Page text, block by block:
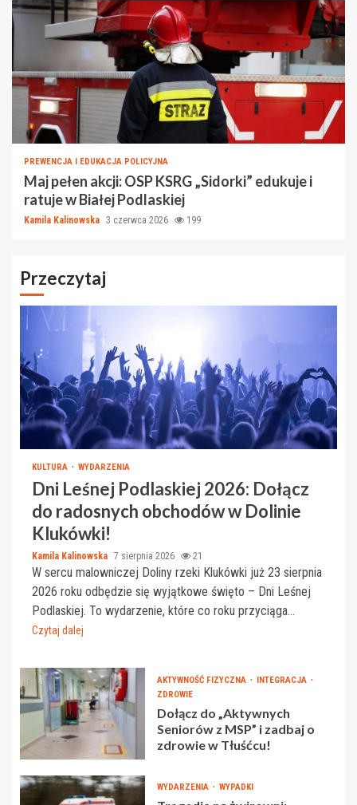
PREWENCJA I EDUKACJA POLICYJNA
Maj pełen akcji: OSP KSRG „Sidorki” edukuje i
ratuje w Białej Podlaskiej
Kamila Kalinowska 3 czerwca 2026 199
Przeczytaj
KULTURA WYDARZENIA
Dni Leśnej Podlaskiej 2026: Dołącz
do radosnych obchodów w Dolinie
Klukówki!
Kamila Kalinowska 7 sierpnia 2026 21
W sercu malowniczej Doliny rzeki Klukówki już 23 sierpnia
2026 roku odbędzie się wyjątkowe święto – Dni Leśnej
Podlaskiej. To wydarzenie, które co roku przyciąga...
Czytaj dalej
AKTYWNOŚĆ FIZYCZNA
INTEGRACJA
ZDROWIE
Dołącz do „Aktywnych
Seniorów z MSP” i zadbaj o
zdrowie w Tłuśćcu!
WYDARZENIA WYPADKI